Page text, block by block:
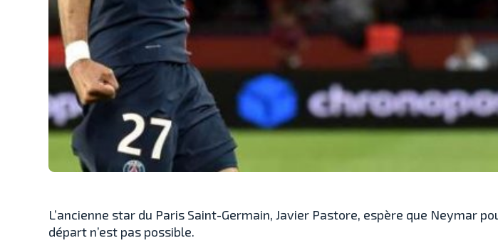
L’ancienne star du Paris Saint-Germain, Javier Pastore, espère que Neymar
départ n’est pas possible.